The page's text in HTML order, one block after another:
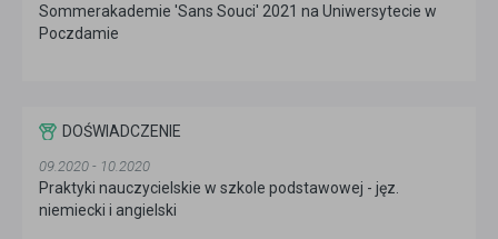
Sommerakademie 'Sans Souci' 2021 na Uniwersytecie w
Poczdamie
DOŚWIADCZENIE
09.2020 - 10.2020
Praktyki nauczycielskie w szkole podstawowej - jęz.
niemiecki i angielski